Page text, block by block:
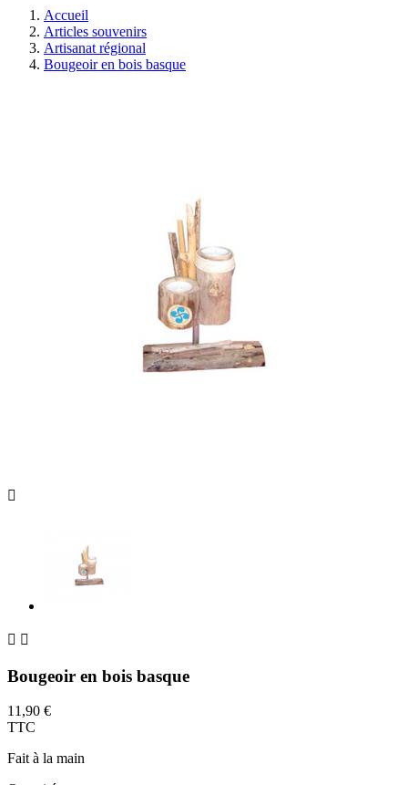
Accueil
Articles souvenirs
Artisanat régional
Bougeoir en bois basque

 
Bougeoir en bois basque
11,90 €
TTC
Fait à la main